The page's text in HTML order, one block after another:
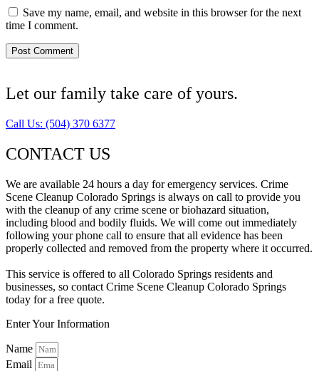
Save my name, email, and website in this browser for the next
time I comment.
Let our family take care of yours.
Call Us: (504) 370 6377
CONTACT US
We are available 24 hours a day for emergency services. Crime
Scene Cleanup Colorado Springs is always on call to provide you
with the cleanup of any crime scene or biohazard situation,
including blood and bodily fluids. We will come out immediately
following your phone call to ensure that all evidence has been
properly collected and removed from the property where it occurred.
This service is offered to all Colorado Springs residents and
businesses, so contact Crime Scene Cleanup Colorado Springs
today for a free quote.
Enter Your Information
Name
Email